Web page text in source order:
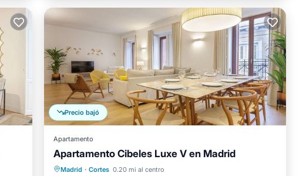
Precio bajó
Apartamento
Apartamento Cibeles Luxe V en Madrid
Madrid · Cortes 0.20 mi al centro
Cocina Aire acondicionado